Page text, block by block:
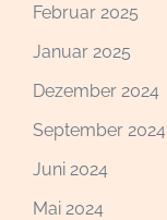
Februar 2025
Januar 2025
Dezember 2024
September 2024
Juni 2024
Mai 2024